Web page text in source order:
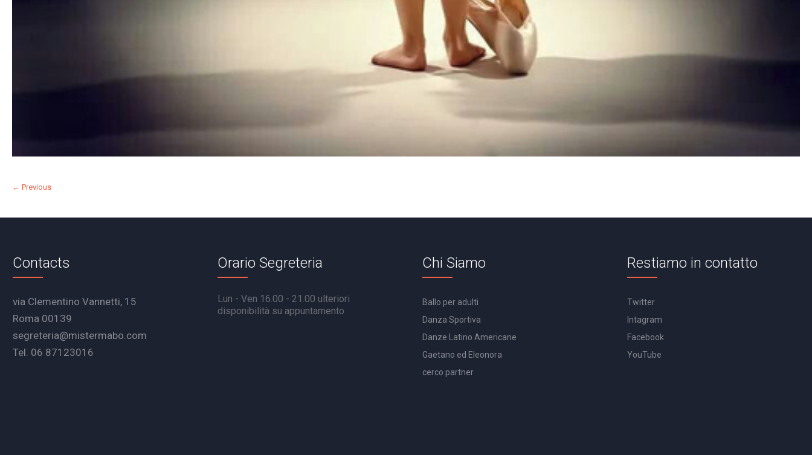
← Previous
Contacts
via Clementino Vannetti, 15
Roma 00139
segreteria@mistermabo.com
Tel. 06 87123016
Orario Segreteria
Lun - Ven 16.00 - 21.00 ulteriori
disponibilità su appuntamento
Chi Siamo
Ballo per adulti
Danza Sportiva
Danze Latino Americane
Gaetano ed Eleonora
cerco partner
Restiamo in contatto
Twitter
Intagram
Facebook
YouTube